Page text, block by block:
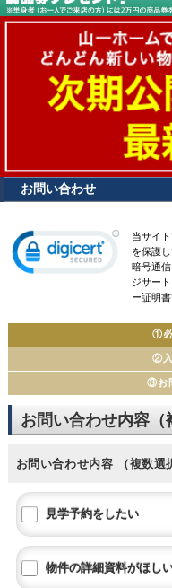
お問い合わせ
当サイ
を保護
暗号通
ジサー
ー証明書
①必
②入
③お
お問い合わせ内容（
お問い合わせ内容 （複数選
見学予約をしたい
物件の詳細資料がほし